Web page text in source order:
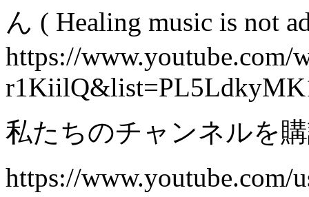
ん ( Healing music is not
https://www.youtube.com/
私たちのチャンネルを
https://www.youtube.com/